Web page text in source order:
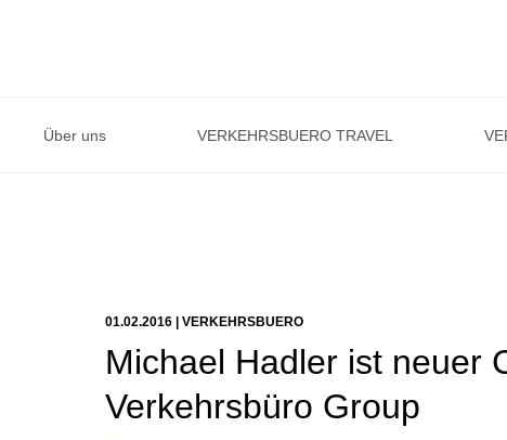
Über uns VERKEHRSBUERO TRAVEL
01.02.2016 | VERKEHRSBUERO
Michael Hadler ist neuer
Verkehrsbüro Group